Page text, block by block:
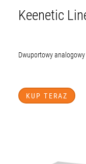
Keenetic
Dwuportowy
KUP TERAZ